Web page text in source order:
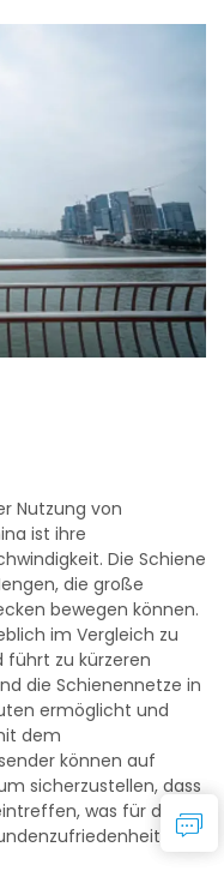
Nutzung von
ist ihre
Die Schiene
die große
bewegen können.
im Vergleich zu
zu kürzeren
die Schienennetze in
ermöglicht und
dem
können auf
sicherzustellen, dass
was für die